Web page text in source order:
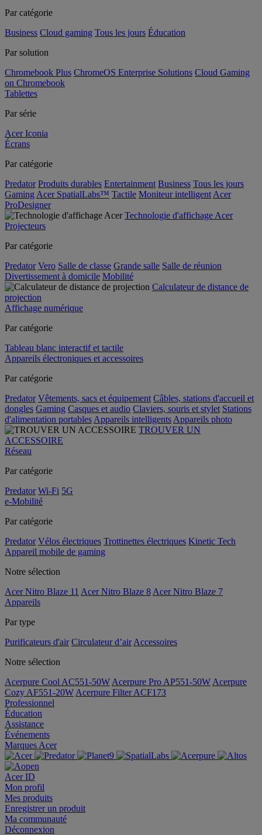
Par catégorie
Business Cloud gaming Tous les jours Éducation
Par solution
Chromebook Plus ChromeOS Enterprise Solutions Cloud Gaming
on Chromebook
Tablettes
Par série
Acer Iconia
Écrans
Par catégorie
Predator Produits durables Entertainment Business Tous les jours
Gaming Acer SpatialLabs™ Tactile Moniteur intelligent Acer
ProDesigner
Technologie d'affichage Acer
Projecteurs
Par catégorie
Predator Vero Salle de classe Grande salle Salle de réunion
Divertissement à domicile Mobilité
Calculateur de distance de
projection
Affichage numérique
Par catégorie
Tableau blanc interactif et tactile
Appareils électroniques et accessoires
Par catégorie
Predator Vêtements, sacs et équipement Câbles, stations d'accueil et
dongles Gaming Casques et audio Claviers, souris et stylet Stations
d'alimentation portables Appareils intelligents Appareils photo
TROUVER UN
ACCESSOIRE
Réseau
Par catégorie
Predator Wi-Fi 5G
e-Mobilité
Par catégorie
Predator Vélos électriques Trottinettes électriques Kinetic Tech
Appareil mobile de gaming
Notre sélection
Acer Nitro Blaze 11 Acer Nitro Blaze 8 Acer Nitro Blaze 7
Appareils
Par type
Purificateurs d'air Circulateur d’air Accessoires
Notre sélection
Acerpure Cool AC551-50W Acerpure Pro AP551-50W Acerpure
Cozy AF551-20W Acerpure Filter ACF173
Professionnel
Éducation
Assistance
Événements
Marques Acer
Acer ID
Mon profil
Mes produits
Enregistrer un produit
Ma communauté
Déconnexion